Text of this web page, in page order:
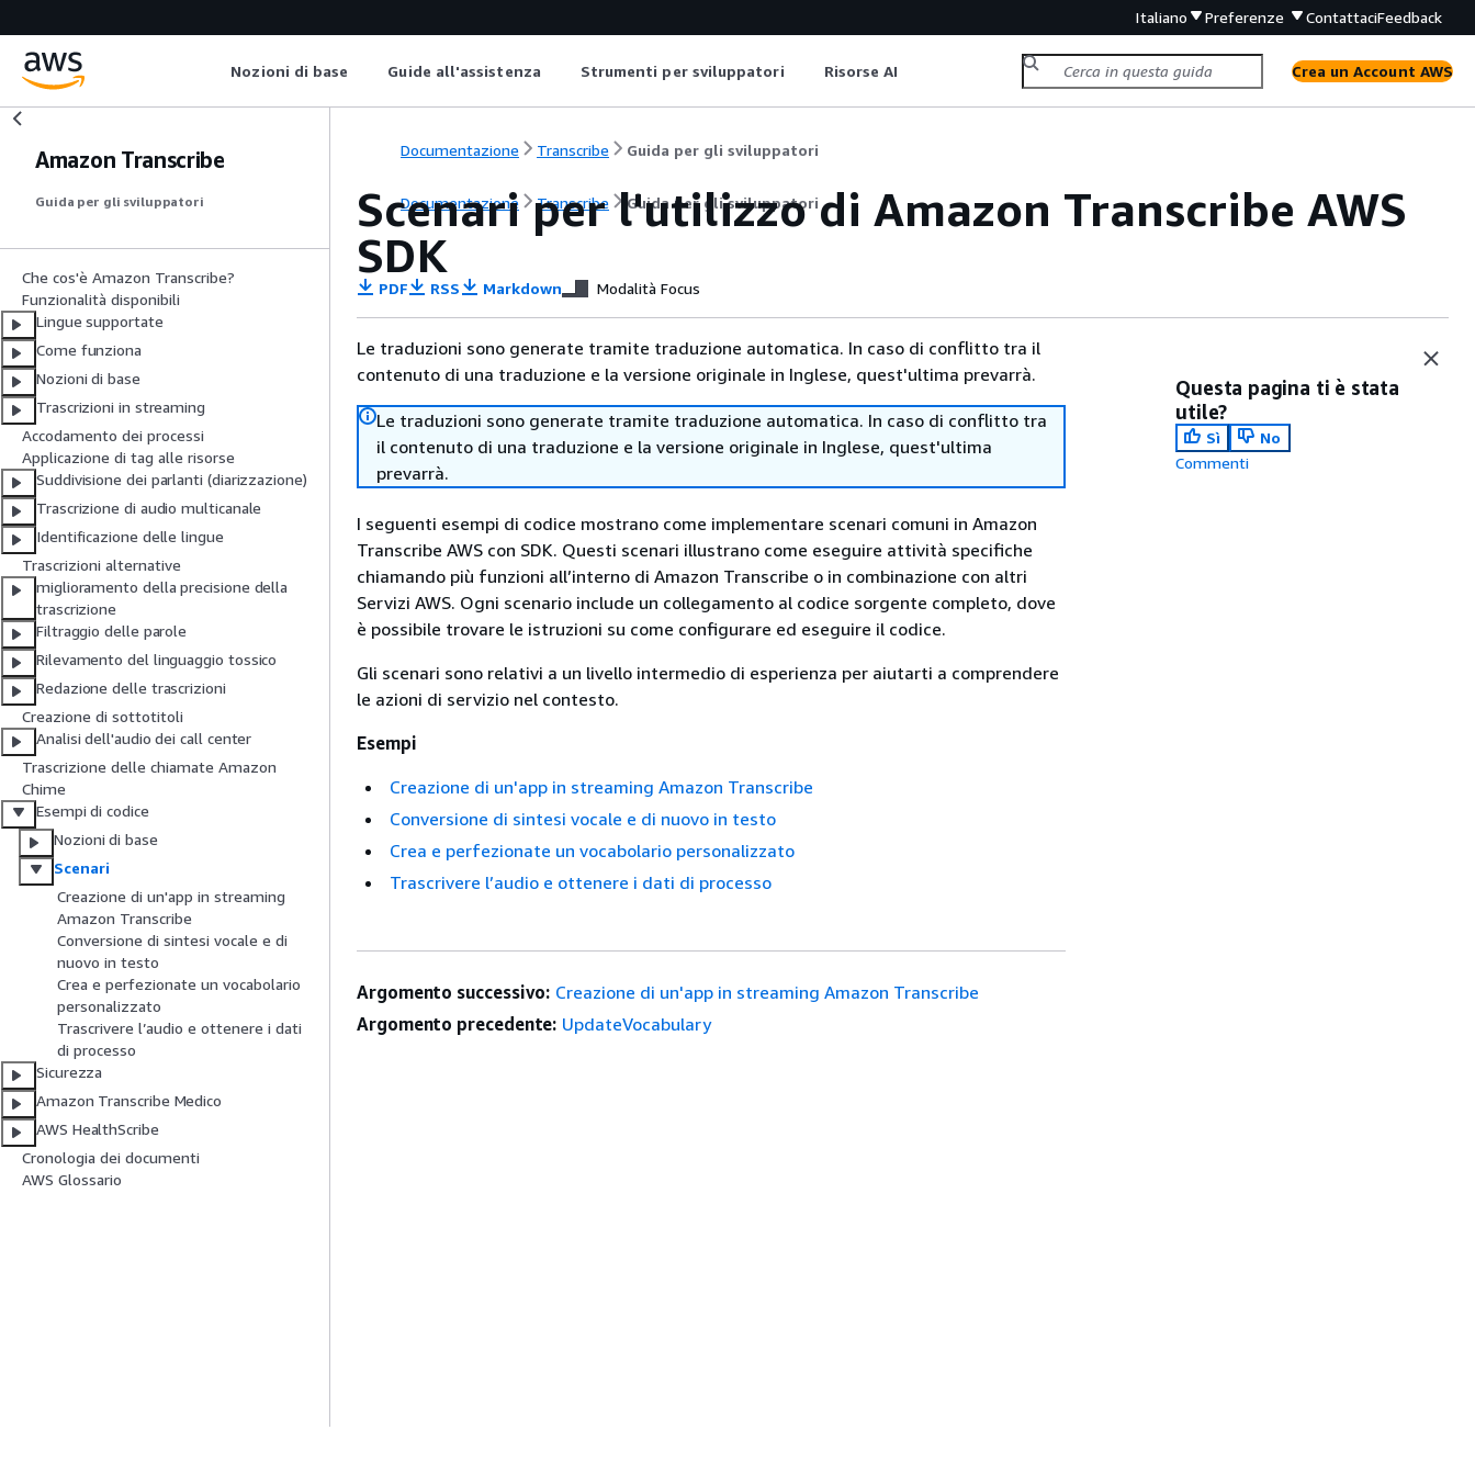
Italiano Preferenze ContattaciFeedback
Nozioni di base Guide all'assistenza Strumenti per sviluppatori Risorse AI Crea un Account AWS
Amazon Transcribe
Guida per gli sviluppatori
Che cos'è Amazon Transcribe?
Funzionalità disponibili
Lingue supportate
Come funziona
Nozioni di base
Trascrizioni in streaming
Accodamento dei processi
Applicazione di tag alle risorse
Suddivisione dei parlanti (diarizzazione)
Trascrizione di audio multicanale
Identificazione delle lingue
Trascrizioni alternative
miglioramento della precisione della
trascrizione
Filtraggio delle parole
Rilevamento del linguaggio tossico
Redazione delle trascrizioni
Creazione di sottotitoli
Analisi dell'audio dei call center
Trascrizione delle chiamate Amazon
Chime
Esempi di codice
Nozioni di base
Scenari
Creazione di un'app in streaming
Amazon Transcribe
Conversione di sintesi vocale e di
nuovo in testo
Crea e perfezionate un vocabolario
personalizzato
Trascrivere l’audio e ottenere i dati
di processo
Sicurezza
Amazon Transcribe Medico
AWS HealthScribe
Cronologia dei documenti
AWS Glossario
Documentazione Transcribe Guida per gli sviluppatori
Documentazione Transcribe Guida per gli sviluppatori
Scenari per l'utilizzo di Amazon Transcribe AWS
SDK
PDF RSS Markdown Modalità Focus
Le traduzioni sono generate tramite traduzione automatica. In caso di conflitto tra il
contenuto di una traduzione e la versione originale in Inglese, quest'ultima prevarrà.
Le traduzioni sono generate tramite traduzione automatica. In caso di conflitto tra
il contenuto di una traduzione e la versione originale in Inglese, quest'ultima
prevarrà.
I seguenti esempi di codice mostrano come implementare scenari comuni in Amazon
Transcribe AWS con SDK. Questi scenari illustrano come eseguire attività specifiche
chiamando più funzioni all’interno di Amazon Transcribe o in combinazione con altri
Servizi AWS. Ogni scenario include un collegamento al codice sorgente completo, dove
è possibile trovare le istruzioni su come configurare ed eseguire il codice.
Gli scenari sono relativi a un livello intermedio di esperienza per aiutarti a comprendere
le azioni di servizio nel contesto.
Esempi
Creazione di un'app in streaming Amazon Transcribe
Conversione di sintesi vocale e di nuovo in testo
Crea e perfezionate un vocabolario personalizzato
Trascrivere l’audio e ottenere i dati di processo
Questa pagina ti è stata
utile?
Sì
No
Commenti
Argomento successivo: Creazione di un'app in streaming Amazon Transcribe
Argomento precedente: UpdateVocabulary